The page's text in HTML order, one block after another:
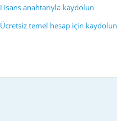
Lisans anahtarıyla kaydolun
Ücretsiz temel hesap için kaydolun